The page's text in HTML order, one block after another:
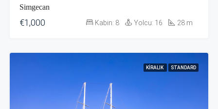
Simgecan
€1,000 Kabin: 8 Yolcu: 16 28 m
KIRALIK STANDARD